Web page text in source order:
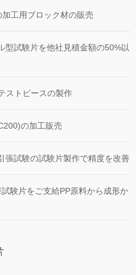
工用ブロック材の販売
型試験片を他社見積金額の50%以
ストピースの製作
の加工販売
張試験の試験片製作で精度を改善
験片をご支給PP原料から成形か